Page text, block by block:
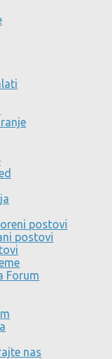
postovi
postovi
Forum
nas